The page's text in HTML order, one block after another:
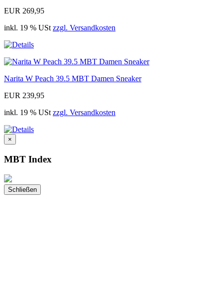
EUR 269,95
inkl. 19 % USt zzgl. Versandkosten
Narita W Peach 39.5 MBT Damen Sneaker
EUR 239,95
inkl. 19 % USt zzgl. Versandkosten
×
MBT Index
Schließen